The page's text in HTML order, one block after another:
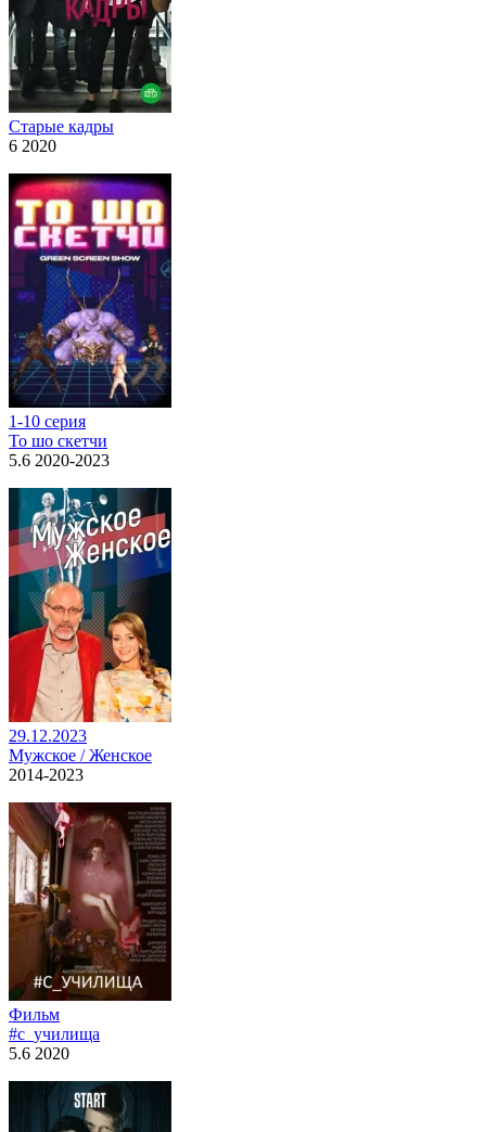
Старые кадры
6 2020
1-10 серия
То шо скетчи
5.6 2020-2023
29.12.2023
Мужское / Женское
2014-2023
Фильм
#c_училища
5.6 2020